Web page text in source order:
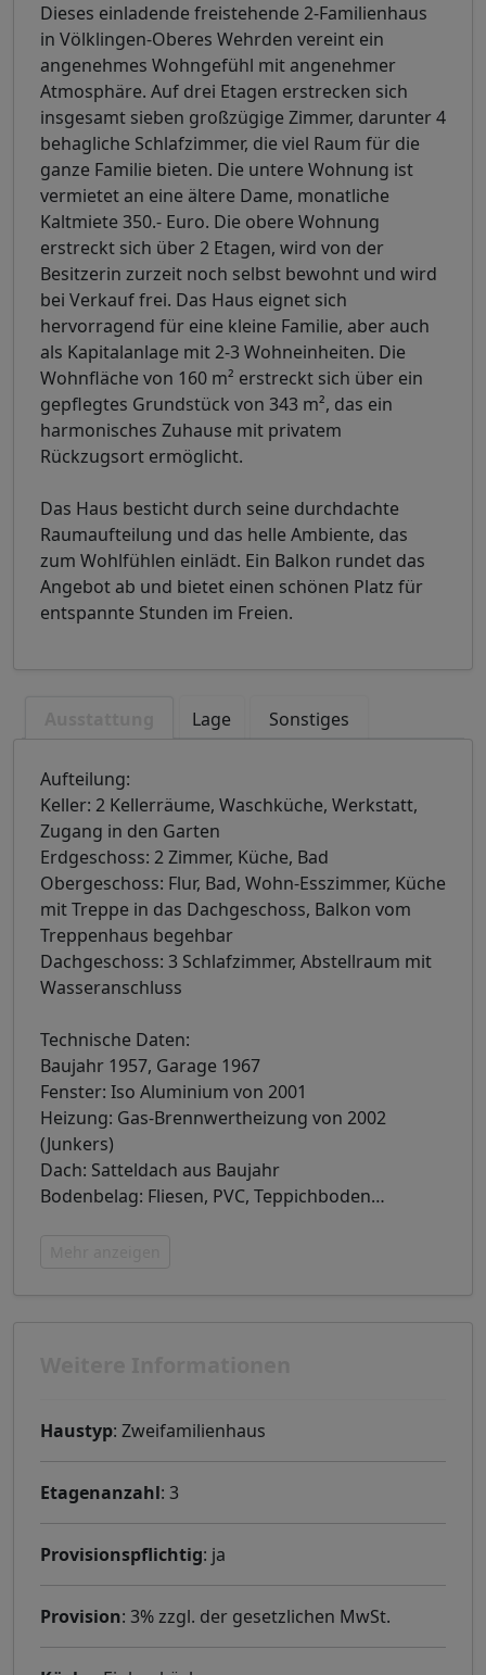
Dieses einladende freistehende 2-Familienhaus
in Völklingen-Oberes Wehrden vereint ein
angenehmes Wohngefühl mit angenehmer
Atmosphäre. Auf drei Etagen erstrecken sich
insgesamt sieben großzügige Zimmer, darunter 4
behagliche Schlafzimmer, die viel Raum für die
ganze Familie bieten. Die untere Wohnung ist
vermietet an eine ältere Dame, monatliche
Kaltmiete 350.- Euro. Die obere Wohnung
erstreckt sich über 2 Etagen, wird von der
Besitzerin zurzeit noch selbst bewohnt und wird
bei Verkauf frei. Das Haus eignet sich
hervorragend für eine kleine Familie, aber auch
als Kapitalanlage mit 2-3 Wohneinheiten. Die
Wohnfläche von 160 m² erstreckt sich über ein
gepflegtes Grundstück von 343 m², das ein
harmonisches Zuhause mit privatem
Rückzugsort ermöglicht.
Das Haus besticht durch seine durchdachte
Raumaufteilung und das helle Ambiente, das
zum Wohlfühlen einlädt. Ein Balkon rundet das
Angebot ab und bietet einen schönen Platz für
entspannte Stunden im Freien.
Lage Sonstiges
Aufteilung:
Keller: 2 Kellerräume, Waschküche, Werkstatt,
Zugang in den Garten
Erdgeschoss: 2 Zimmer, Küche, Bad
Obergeschoss: Flur, Bad, Wohn-Esszimmer, Küche
mit Treppe in das Dachgeschoss, Balkon vom
Treppenhaus begehbar
Dachgeschoss: 3 Schlafzimmer, Abstellraum mit
Wasseranschluss
Technische Daten:
Baujahr 1957, Garage 1967
Fenster: Iso Aluminium von 2001
Heizung: Gas-Brennwertheizung von 2002
(Junkers)
Dach: Satteldach aus Baujahr
Bodenbelag: Fliesen, PVC, Teppichboden…
Haustyp: Zweifamilienhaus
Etagenanzahl: 3
Provisionspflichtig: ja
Provision: 3% zzgl. der gesetzlichen MwSt.